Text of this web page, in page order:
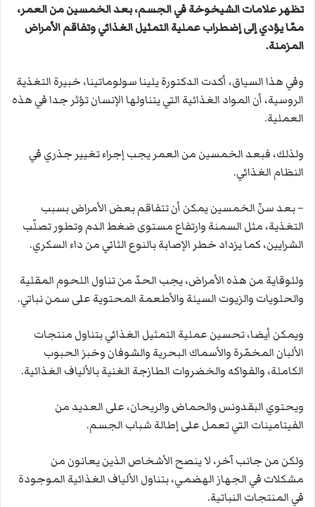
ي
تظهر علامات الشيخوخة في الجسم، بعد الخمسين من العمر،
ممّا يؤدي إلى إضطراب عملية التمثيل الغذائي وتفاقم الأمراض
المزمنة.
وفي هذا السياق، أكدت الدكتورة يلينا سولوماتينا، خبيرة التغذية
الروسية، أن المواد الغذائية التي يتناولها الإنسان تؤثر جدا في هذه
العملية.
ولذلك، فبعد الخمسين من العمر يجب إجراء تغيير جذري في
النظام الغذائي.
– بعد سنّ الخمسين يمكن أن تتفاقم بعض الأمراض بسبب
التغذية، مثل السمنة وارتفاع مستوى ضغط الدم وتطور تصلّب
الشرايين، كما يزداد خطر الإصابة بالنوع الثاني من داء السكري.
وللوقاية من هذه الأمراض، يجب الحدّ من تناول اللحوم المقلية
والحلويات والزيوت السيئة والأطعمة المحتوية على سمن نباتي.
ويمكن أيضا، تحسين عملية التمثيل الغذائي بتناول منتجات
الألبان المخمّرة والأسماك البحرية والشوفان وخبز الحبوب
الكاملة، والفواكه والخضروات الطازجة الغنية بالألياف الغذائية.
ويحتوي البقدونس والحماض والريحان، على العديد من
الفيتامينات التي تعمل على إطالة شباب الجسم.
ولكن من جانب آخر، لا ينصح الأشخاص الذين يعانون من
مشكلات في الجهاز الهضمي، بتناول الألياف الغذائية الموجودة
في المنتجات النباتية.